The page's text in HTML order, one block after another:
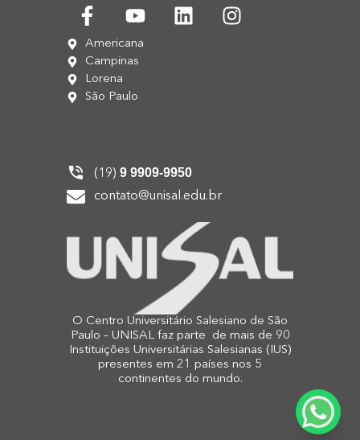
Americana
Campinas
Lorena
São Paulo
(19) 9 9909-9950
contato@unisal.edu.br
O Centro Universitário Salesiano de São
Paulo – UNISAL faz parte de mais de 90
Instituições Universitárias Salesianas (IUS)
presentes em 21 países nos 5
continentes do mundo.